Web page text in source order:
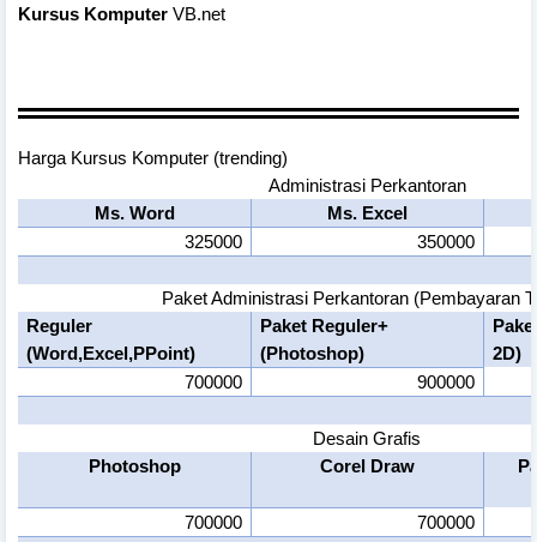
Kursus Komputer VB.net
Harga Kursus Komputer (trending)
Administrasi Perkantoran
Ms. Word
Ms. Excel
325000
350000
Paket Administrasi Perkantoran (Pembayaran
Reguler
(Word,Excel,PPoint)
Paket Reguler+
(Photoshop)
2D)
700000
900000
Desain Grafis
Photoshop
Corel Draw
700000 700000